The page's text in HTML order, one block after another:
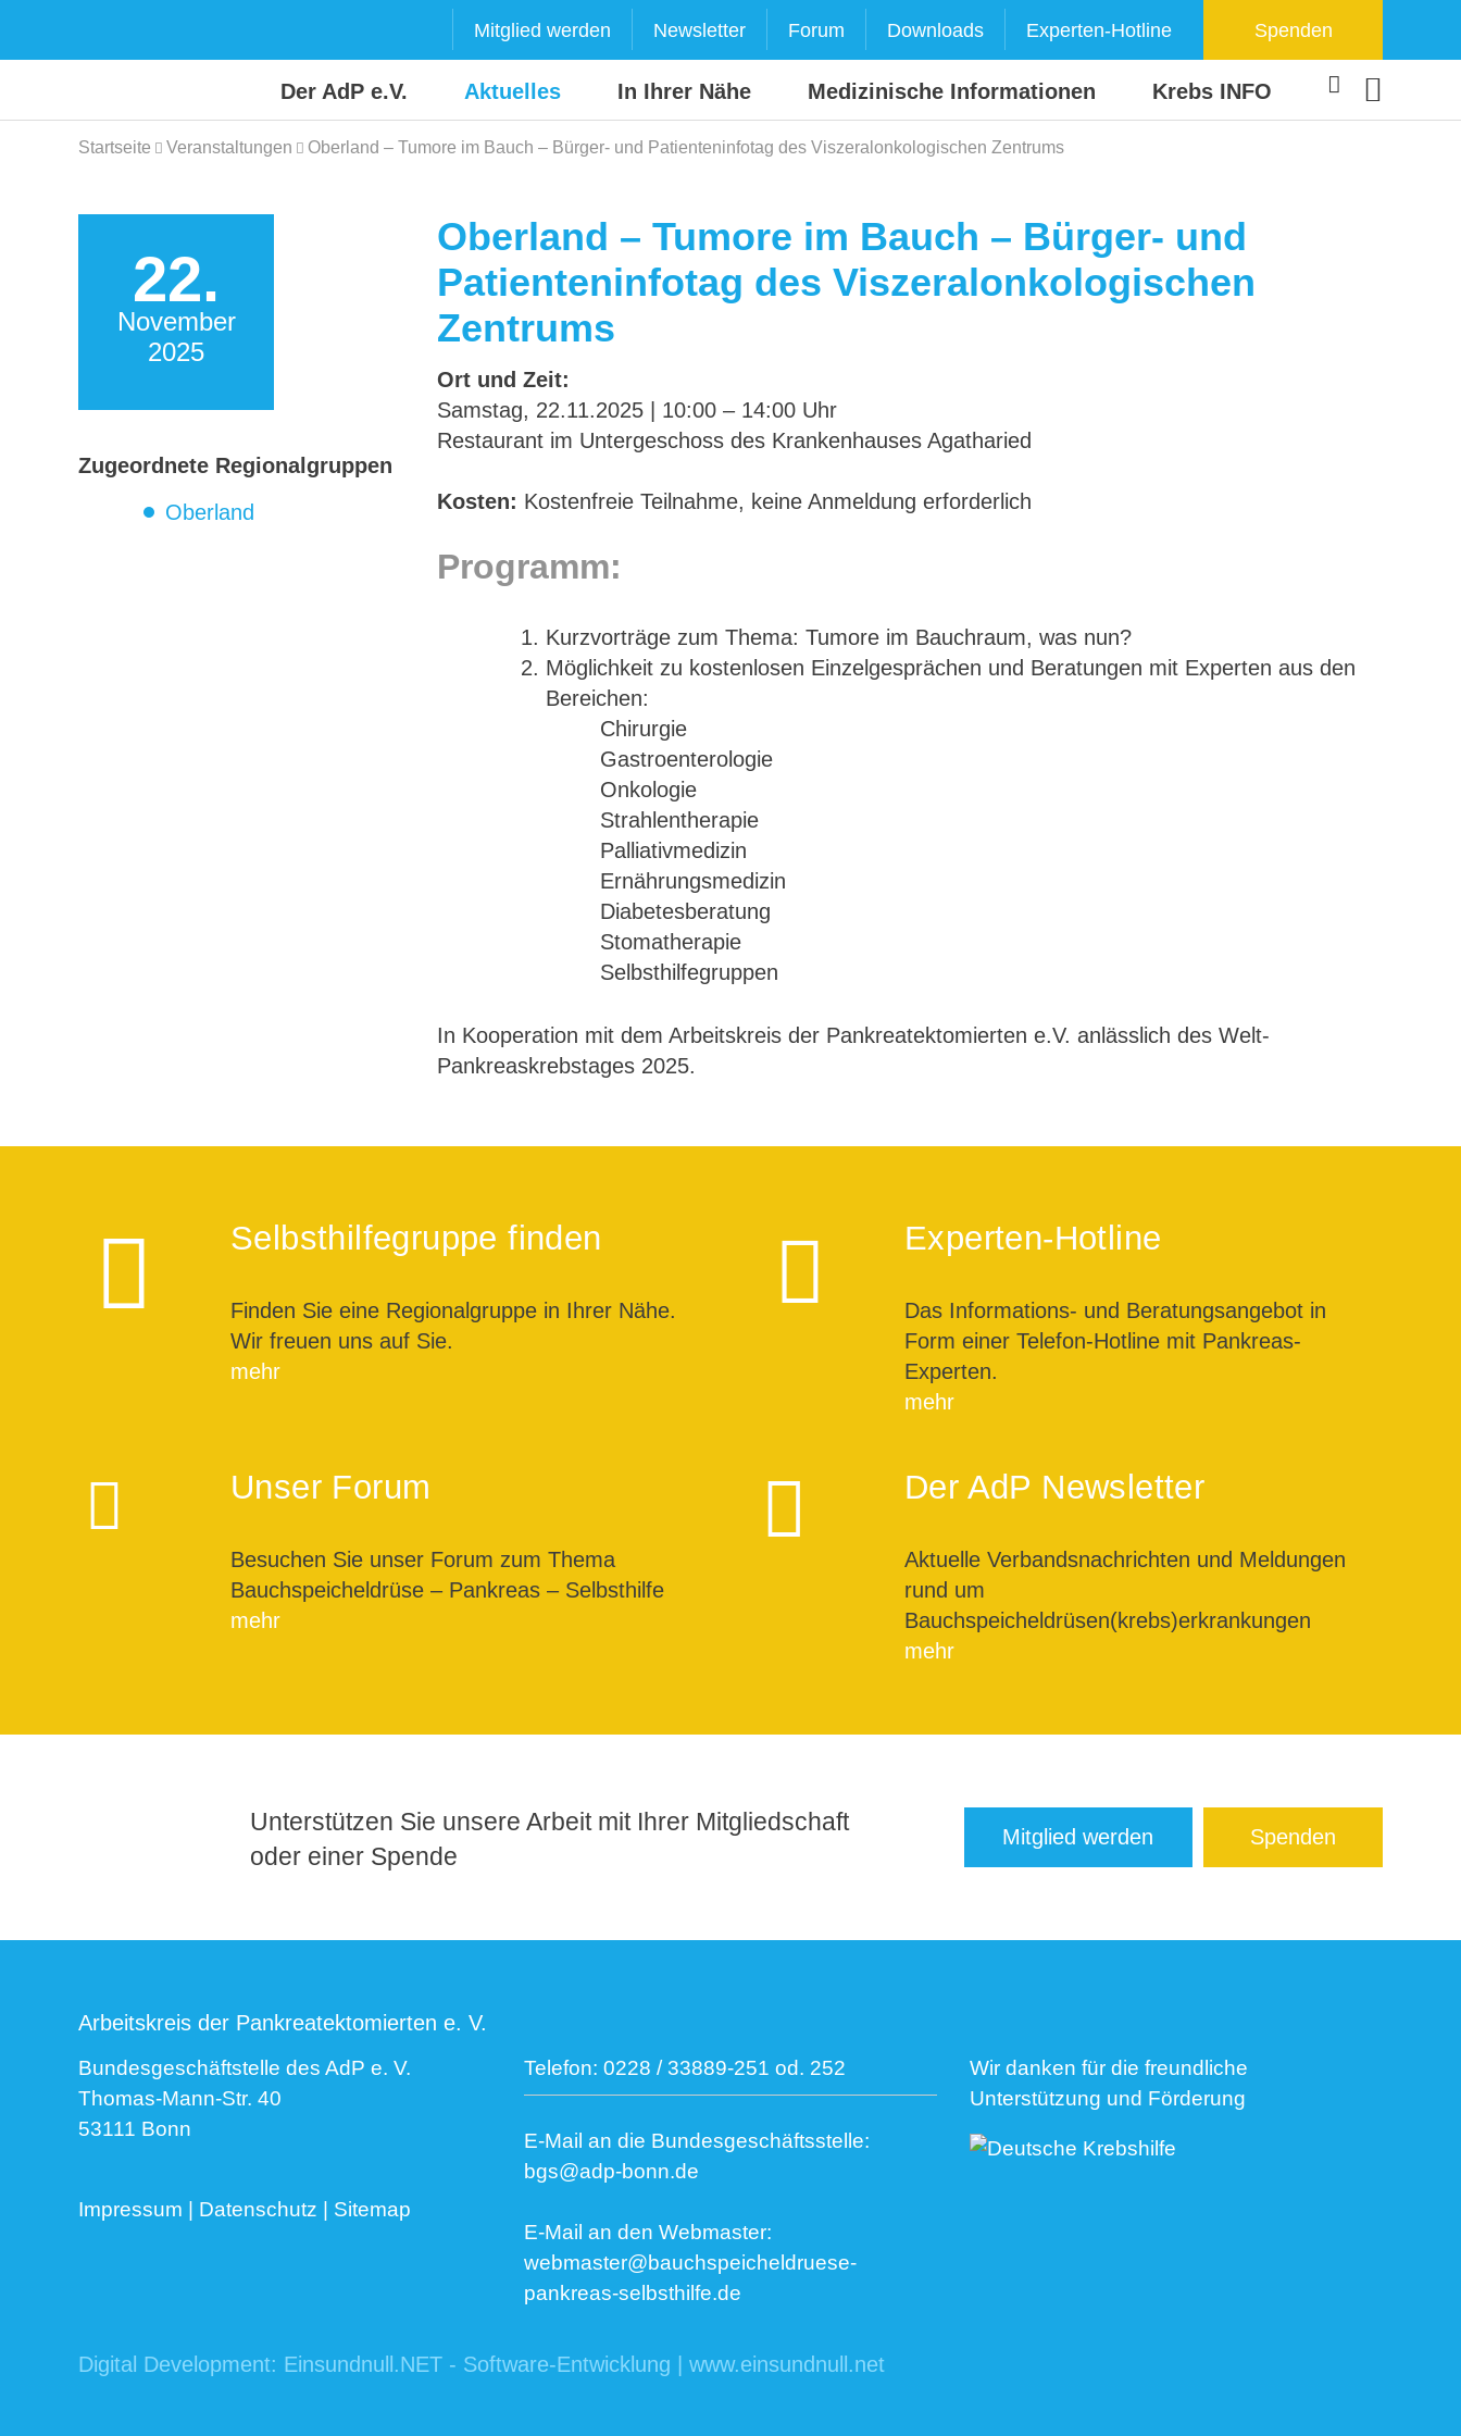
Mitglied werden Newsletter Forum Downloads Experten-Hotline Spenden
Der AdP e.V. Aktuelles In Ihrer Nähe Medizinische Informationen Krebs INFO
Startseite Veranstaltungen Oberland – Tumore im Bauch – Bürger- und Patienteninfotag des Viszeralonkologischen Zentrums
22.
November
2025
Zugeordnete Regionalgruppen
Oberland
Oberland – Tumore im Bauch – Bürger- und
Patienteninfotag des Viszeralonkologischen
Zentrums
Ort und Zeit:
Samstag, 22.11.2025 | 10:00 – 14:00 Uhr
Restaurant im Untergeschoss des Krankenhauses Agatharied
Kosten: Kostenfreie Teilnahme, keine Anmeldung erforderlich
Programm:
Kurzvorträge zum Thema: Tumore im Bauchraum, was nun?
Möglichkeit zu kostenlosen Einzelgesprächen und Beratungen mit Experten aus den
Bereichen:
Chirurgie
Gastroenterologie
Onkologie
Strahlentherapie
Palliativmedizin
Ernährungsmedizin
Diabetesberatung
Stomatherapie
Selbsthilfegruppen
In Kooperation mit dem Arbeitskreis der Pankreatektomierten e.V. anlässlich des Welt-
Pankreaskrebstages 2025.
Selbsthilfegruppe finden
Finden Sie eine Regionalgruppe in Ihrer Nähe.
Wir freuen uns auf Sie.
mehr
Experten-Hotline
Das Informations- und Beratungsangebot in
Form einer Telefon-Hotline mit Pankreas-
Experten.
mehr
Unser Forum
Besuchen Sie unser Forum zum Thema
Bauchspeicheldrüse – Pankreas – Selbsthilfe
mehr
Der AdP Newsletter
Aktuelle Verbandsnachrichten und Meldungen
rund um
Bauchspeicheldrüsen(krebs)erkrankungen
mehr
Unterstützen Sie unsere Arbeit mit Ihrer Mitgliedschaft
oder einer Spende
Mitglied werden Spenden
Arbeitskreis der Pankreatektomierten e. V.
Bundesgeschäftstelle des AdP e. V.
Thomas-Mann-Str. 40
53111 Bonn
Impressum Datenschutz Sitemap
Telefon: 0228 / 33889-251 od. 252
E-Mail an die Bundesgeschäftsstelle:
bgs@adp-bonn.de
E-Mail an den Webmaster:
webmaster@bauchspeicheldruese-
pankreas-selbsthilfe.de
Wir danken für die freundliche
Unterstützung und Förderung
Digital Development: Einsundnull.NET - Software-Entwicklung | www.einsundnull.net